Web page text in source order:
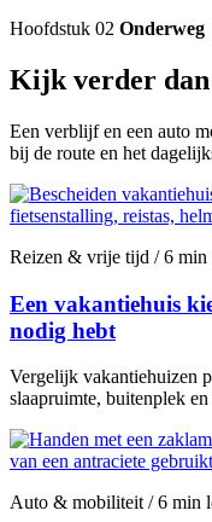
Hoofdstuk 02 Onderweg
Kijk verder dan
Een verblijf en een auto
bij de route en het
Reizen & vrije tijd / 6 min
Een vakantiehuis
nodig hebt
Vergelijk vakantiehuizen
slaapruimte, buitenplek
Auto & mobiliteit / 6 min